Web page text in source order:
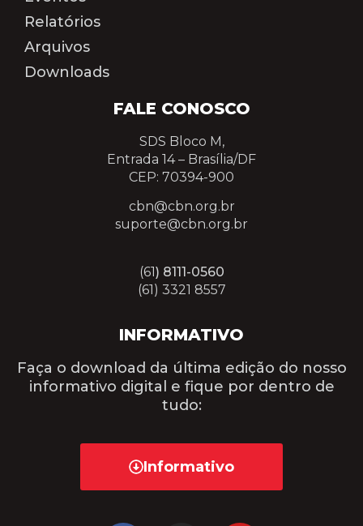
INFORMATIVO
Faça o download da última edição do nosso
informativo digital e fique por dentro de
tudo:
Informativo
FALE CONOSCO
SDS Bloco M,
Entrada 14 – Brasília/DF
CEP: 70394-900
cbn@cbn.org.br
suporte@cbn.org.br
(61) 8111-0560
(61) 3321 8557
Relatórios
Arquivos
Downloads